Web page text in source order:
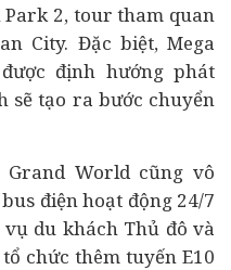
Park 2, tour tham quan
City. Đặc biệt, Mega
định hướng phát
sẽ tạo ra bước chuyển
Grand World cũng vô
điện hoạt động 24/7
du khách Thủ đô và
chức thêm tuyến E10